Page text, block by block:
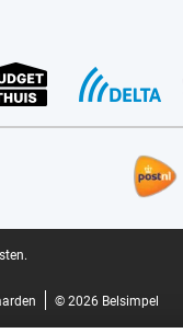
© 2026 Belsimpel